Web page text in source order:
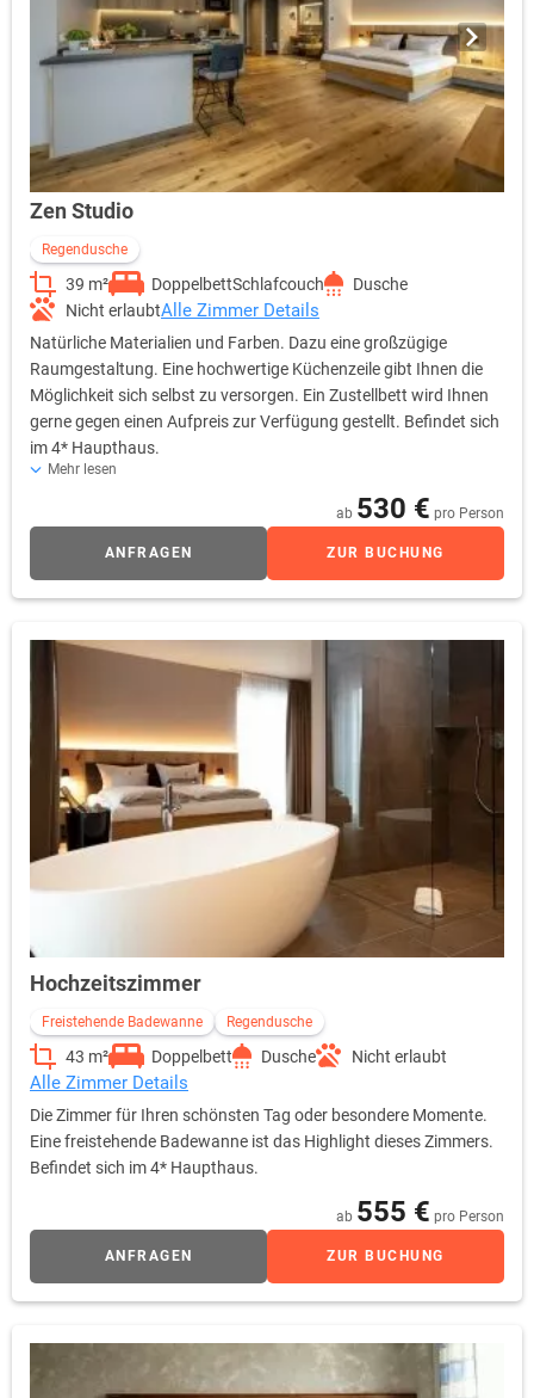
Zen Studio
Regendusche
39 m² DoppelbettSchlafcouch
Dusche
Nicht erlaubtAlle Zimmer Details
Natürliche Materialien und Farben. Dazu eine großzügige
Raumgestaltung. Eine hochwertige Küchenzeile gibt Ihnen die
Möglichkeit sich selbst zu versorgen. Ein Zustellbett wird Ihnen
gerne gegen einen Aufpreis zur Verfügung gestellt. Befindet sich
im 4* Haupthaus.
Mehr lesen
ab 530 € pro Person
ANFRAGEN ZUR BUCHUNG
Hochzeitszimmer
Freistehende Badewanne Regendusche
43 m² Doppelbett Dusche Nicht erlaubt
Alle Zimmer Details
Die Zimmer für Ihren schönsten Tag oder besondere Momente.
Eine freistehende Badewanne ist das Highlight dieses Zimmers.
Befindet sich im 4* Haupthaus.
ab 555 € pro Person
ANFRAGEN ZUR BUCHUNG